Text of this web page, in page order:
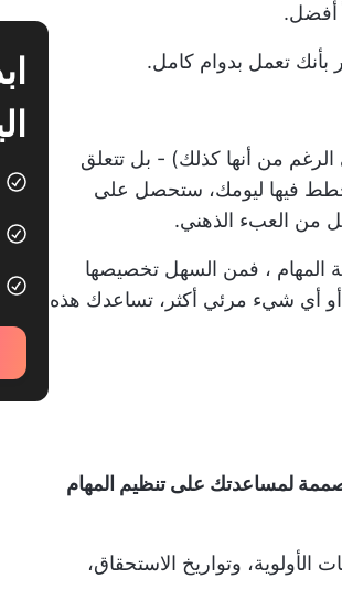
أفضل.
تعمل بدوام كامل.
من أنها كذلك) - بل تتعلق
فيها ليومك، ستحصل على
من العبء الذهني.
المهام ، فمن السهل تخصيصها
أو أي شيء مرئي أكثر، تساعدك هذه
لمساعدتك على تنظيم المهام
وتواريخ الاستحقاق،